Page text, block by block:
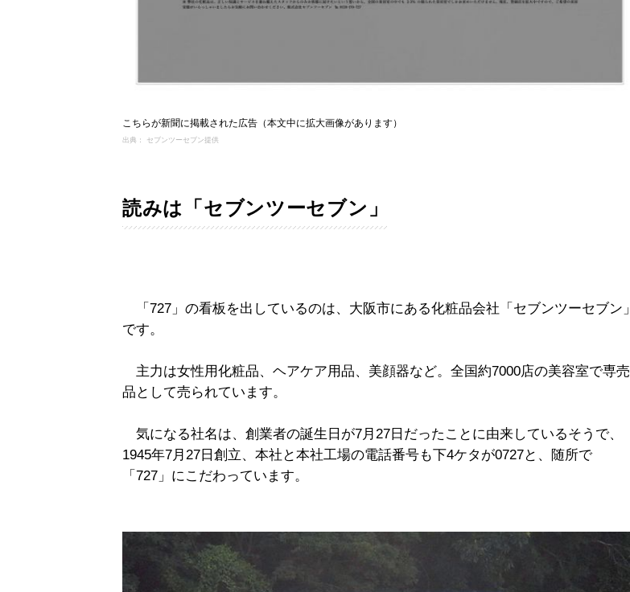
こちらが新聞に掲載された広告（本文中に拡大画像があります）
出典： セブンツーセブン提供
読みは「セブンツーセブン」
「727」の看板を出しているのは、大阪市にある化粧品会社「セブンツーセブン」
です。
主力は女性用化粧品、ヘアケア用品、美顔器など。全国約7000店の美容室で専売
品として売られています。
気になる社名は、創業者の誕生日が7月27日だったことに由来しているそうで、
1945年7月27日創立、本社と本社工場の電話番号も下4ケタが0727と、随所で
「727」にこだわっています。